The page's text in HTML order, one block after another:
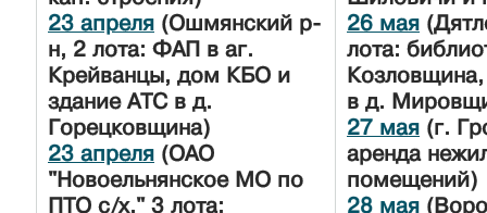
23 апреля (Ошмянский р-
н, 2 лота: ФАП в аг.
Крейванцы, дом КБО и
здание АТС в д.
Горецковщина)
23 апреля (ОАО
"Новоельнянское МО по
ПТО с/х," 3 лота:
26 мая
лота:
в д.
27 мая (г.
аренда
помещений)
28 мая